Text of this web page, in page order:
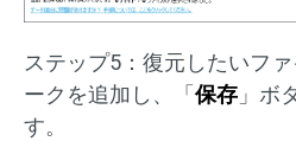
ステップ5：復元したいフ
ークを追加し、「 保存 」ボ
す。